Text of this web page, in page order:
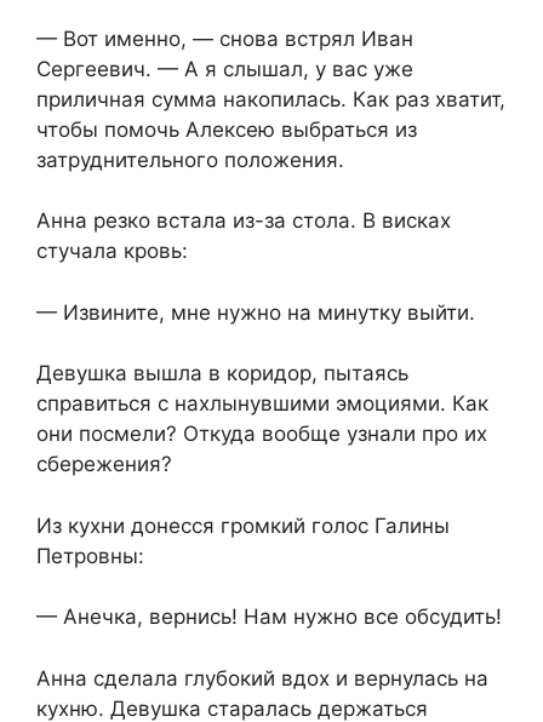
— Вот именно, — снова встрял Иван
Сергеевич. — А я слышал, у вас уже
приличная сумма накопилась. Как раз хватит,
чтобы помочь Алексею выбраться из
затруднительного положения.
Анна резко встала из-за стола. В висках
стучала кровь:
— Извините, мне нужно на минутку выйти.
Девушка вышла в коридор, пытаясь
справиться с нахлынувшими эмоциями. Как
они посмели? Откуда вообще узнали про их
сбережения?
Из кухни донесся громкий голос Галины
Петровны:
— Анечка, вернись! Нам нужно все обсудить!
Анна сделала глубокий вдох и вернулась на
кухню. Девушка старалась держаться